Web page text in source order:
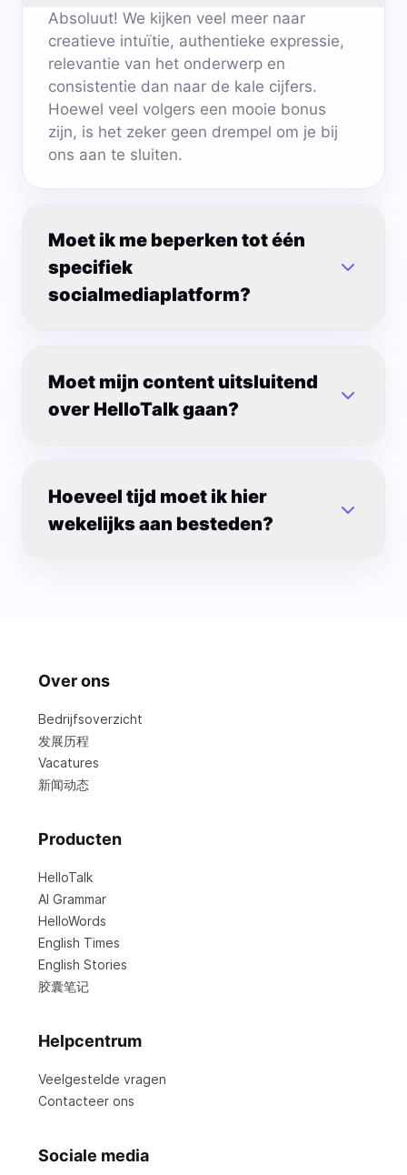
Absoluut! We kijken veel meer naar
creatieve intuïtie, authentieke expressie,
relevantie van het onderwerp en
consistentie dan naar de kale cijfers.
Hoewel veel volgers een mooie bonus
zijn, is het zeker geen drempel om je bij
ons aan te sluiten.
Moet ik me beperken tot één
specifiek
socialmediaplatform?
Moet mijn content uitsluitend
over HelloTalk gaan?
Hoeveel tijd moet ik hier
wekelijks aan besteden?
Over ons
Bedrijfsoverzicht
发展历程
Vacatures
新闻动态
Producten
HelloTalk
AI Grammar
HelloWords
English Times
English Stories
胶囊笔记
Helpcentrum
Veelgestelde vragen
Contacteer ons
Sociale media